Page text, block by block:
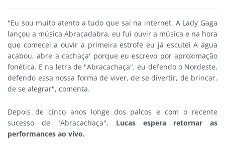
"Eu sou muito atento a tudo que sai na internet. A Lady Gaga
lançou a música Abracadabra, eu fui ouvir a música e na hora
que comecei a ouvir a primeira estrofe eu já escutei A água
acabou, abre a cachaça' porque eu escrevo por aproximação
fonética. E na letra de "Abracachaça", eu defendo o Nordeste,
defendo essa nossa forma de viver, de se divertir, de brincar,
de se alegrar", comenta.
Depois de cinco anos longe dos palcos e com o recente
sucesso de "Abracachaça", Lucas espera retornar as
performances ao vivo.